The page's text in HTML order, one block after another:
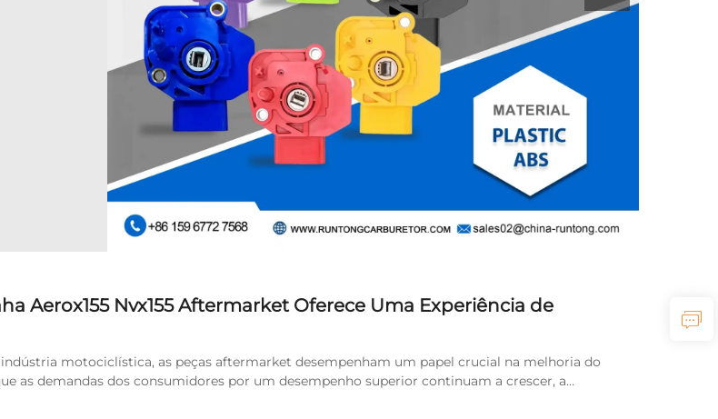
Aerox155 Nvx155 Aftermarket Oferece Uma Experiência de
motociclística, as peças aftermarket desempenham um papel crucial na melhoria do
as demandas dos consumidores por um desempenho superior continuam a crescer, a